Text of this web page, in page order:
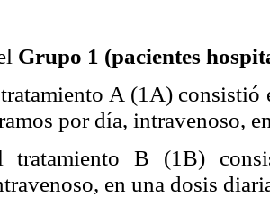
Grupo 1 (pacientes
A (1A)
por día, intravenoso,
tratamiento B (1B)
en una dosis